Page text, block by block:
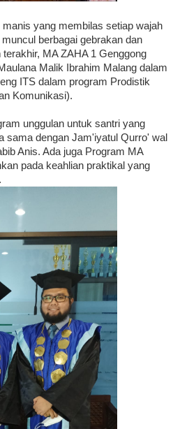
yang membilas setiap wajah
berbagai gebrakan dan
MA ZAHA 1 Genggong
Malik Ibrahim Malang dalam
ITS dalam program Prodistik
Komunikasi).
unggulan untuk santri yang
sama dengan Jam'iyatul Qurro' wal
Anis. Ada juga Program MA
pada keahlian praktikal yang